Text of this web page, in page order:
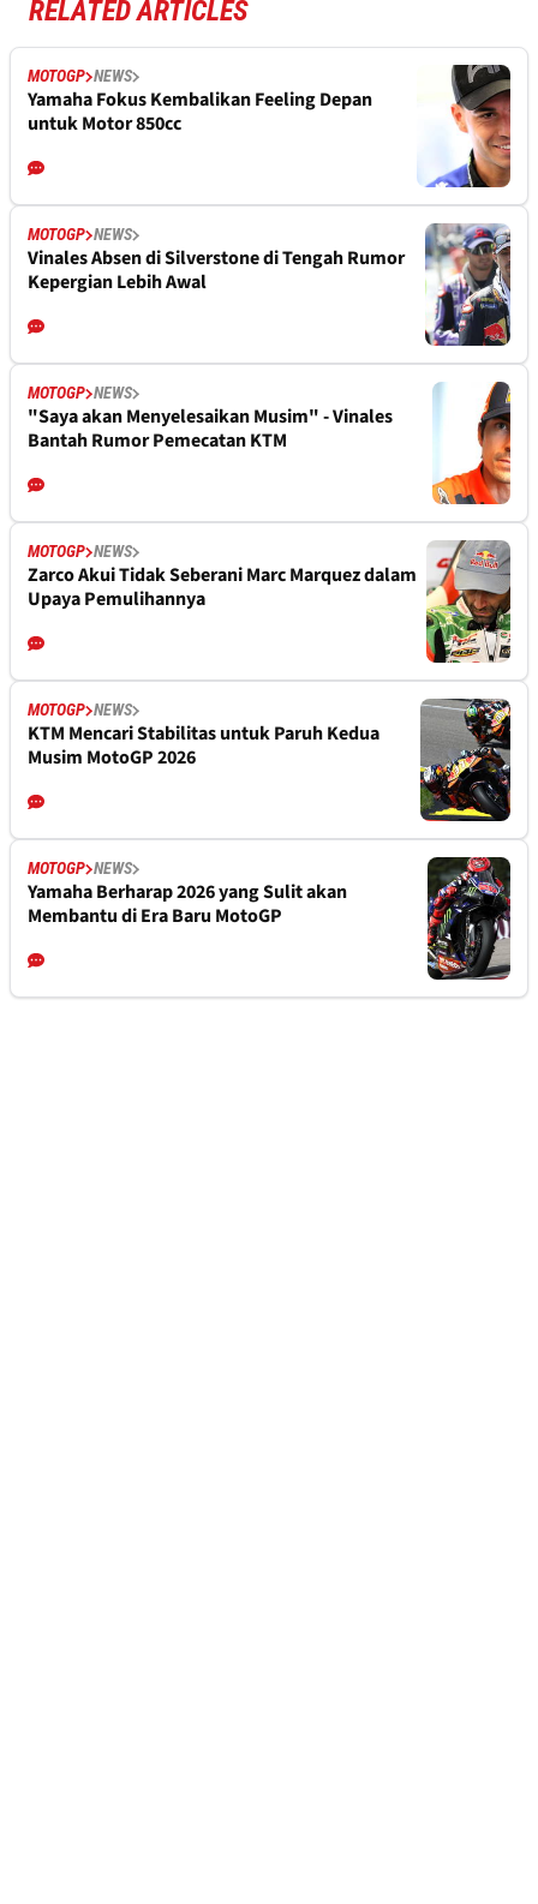
RELATED ARTICLES
MOTOGP NEWS
Yamaha Fokus Kembalikan Feeling Depan
untuk Motor 850cc
MOTOGP NEWS
Vinales Absen di Silverstone di Tengah Rumor
Kepergian Lebih Awal
MOTOGP NEWS
"Saya akan Menyelesaikan Musim" - Vinales
Bantah Rumor Pemecatan KTM
MOTOGP NEWS
Zarco Akui Tidak Seberani Marc Marquez dalam
Upaya Pemulihannya
MOTOGP NEWS
KTM Mencari Stabilitas untuk Paruh Kedua
Musim MotoGP 2026
MOTOGP NEWS
Yamaha Berharap 2026 yang Sulit akan
Membantu di Era Baru MotoGP